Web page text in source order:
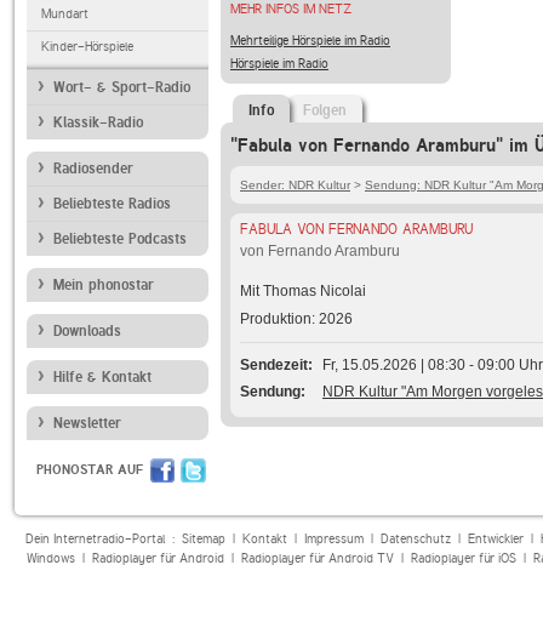
Mundart
Kinder-Hörspiele
Wort- & Sport-Radio
Klassik-Radio
Radiosender
Beliebteste Radios
Beliebteste Podcasts
Mein phonostar
Downloads
Hilfe & Kontakt
Newsletter
PHONOSTAR AUF
MEHR INFOS IM NETZ
Mehrteilige Hörspiele im Radio
Hörspiele im Radio
Info Folgen
"Fabula von Fernando Aramburu" im
Sender: NDR Kultur > Sendung: NDR Kultur "Am
FABULA VON FERNANDO ARAMBURU
von Fernando Aramburu
Mit Thomas Nicolai
Produktion: 2026
Sendezeit
Fr, 15.05.2026 | 08:30 - 09:00 Uhr
Sendung
NDR Kultur "Am Morgen
Dein Internetradio-Portal : Sitemap| Kontakt| Impressum| Datenschutz| Entwickler|
Windows| Radioplayer für Android| Radioplayer für Android TV| Radioplayer für iOS|